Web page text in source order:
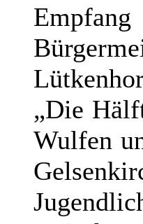
„Die
Wulfen